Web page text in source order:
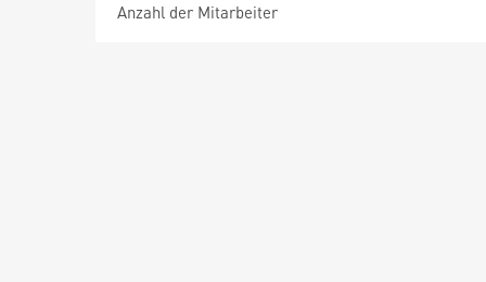
Anzahl der Mitarbeiter